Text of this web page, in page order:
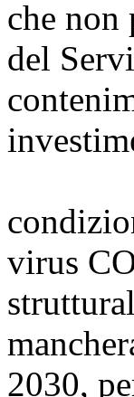
che non
del
il
virus
2030,